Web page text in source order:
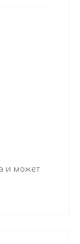
и может